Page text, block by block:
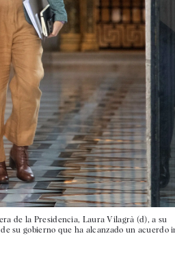
de la Presidencia, Laura Vilagrà (d), a su
su gobierno que ha alcanzado un acuerdo